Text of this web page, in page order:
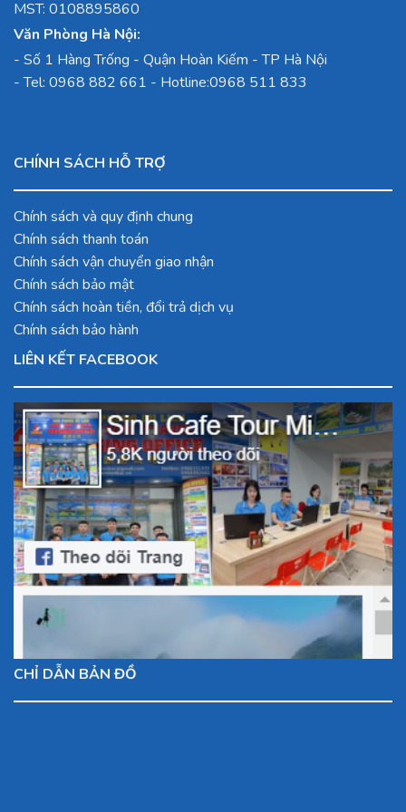
MST: 0108895860
Văn Phòng Hà Nội:
- Số 1 Hàng Trống - Quận Hoàn Kiếm - TP Hà Nội
- Tel: 0968 882 661 - Hotline:0968 511 833
CHÍNH SÁCH HỖ TRỢ
Chính sách và quy định chung
Chính sách thanh toán
Chính sách vận chuyển giao nhận
Chính sách bảo mật
Chính sách hoàn tiền, đổi trả dịch vụ
Chính sách bảo hành
LIÊN KẾT FACEBOOK
CHỈ DẪN BẢN ĐỒ